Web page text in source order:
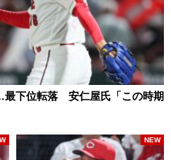
最下位転落 安仁屋氏「この時期
NEW